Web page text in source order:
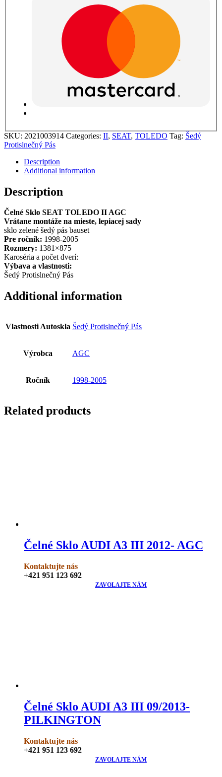
SKU: 2021003914 Categories: II, SEAT, TOLEDO Tag: Šedý
Protislnečný Pás
Description
Additional information
Description
Čelné Sklo SEAT TOLEDO II AGC
Vrátane montáže na mieste, lepiacej sady
sklo zelené šedý pás bauset
Pre ročník: 1998-2005
Rozmery: 1381×875
Karoséria a počet dverí:
Výbava a vlastnosti:
Šedý Protislnečný Pás
Additional information
Vlastnosti Autoskla Šedý Protislnečný Pás
Výrobca AGC
Ročník 1998-2005
Related products
Čelné Sklo AUDI A3 III 2012- AGC
Kontaktujte nás
+421 951 123 692
ZAVOLAJTE NÁM
Čelné Sklo AUDI A3 III 09/2013-
PILKINGTON
Kontaktujte nás
+421 951 123 692
ZAVOLAJTE NÁM